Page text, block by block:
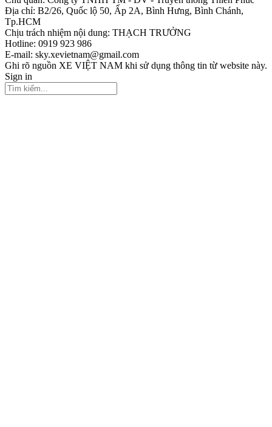
Địa chỉ: B2/26, Quốc lộ 50, Ấp 2A, Bình Hưng, Bình Chánh,
Tp.HCM
Chịu trách nhiệm nội dung: THẠCH TRƯỞNG
Hotline: 0919 923 986
E-mail: sky.xevietnam@gmail.com
Ghi rõ nguồn XE VIỆT NAM khi sử dụng thông tin từ website này.
Sign in